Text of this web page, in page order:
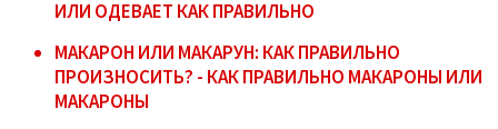
ИЛИ ОДЕВАЕТ КАК ПРАВИЛЬНО
МАКАРОН ИЛИ МАКАРУН: КАК ПРАВИЛЬНО
ПРОИЗНОСИТЬ? - КАК ПРАВИЛЬНО МАКАРОНЫ ИЛИ
МАКАРОНЫ